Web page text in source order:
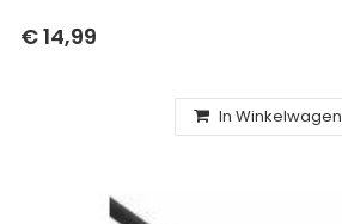
€ 14,99
In Winkelwagen